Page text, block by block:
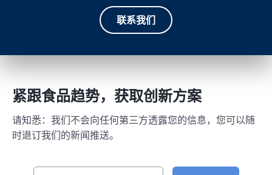
联系我们
紧跟食品趋势，获取创新方案
请知悉：我们不会向任何第三方透露您的信息，您可以随
时退订我们的新闻推送。